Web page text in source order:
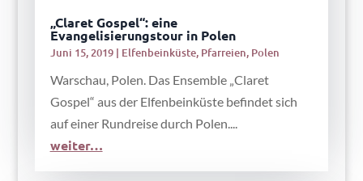
„Claret Gospel“: eine
Evangelisierungstour in Polen
Juni 15, 2019| Elfenbeinküste, Pfarreien, Polen
Warschau, Polen. Das Ensemble „Claret
Gospel“ aus der Elfenbeinküste befindet sich
auf einer Rundreise durch Polen....
weiter…